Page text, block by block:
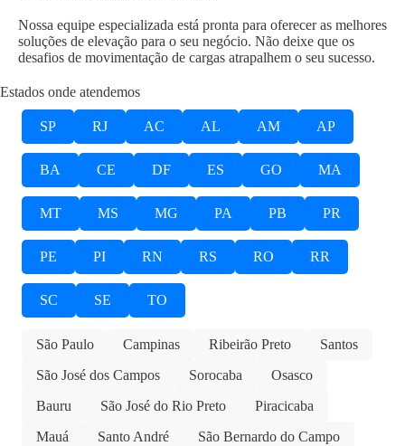
Nossa equipe especializada está pronta para oferecer as melhores
soluções de elevação para o seu negócio. Não deixe que os
desafios de movimentação de cargas atrapalhem o seu sucesso.
Estados onde atendemos
SP RJ AC AL AM AP
BA CE DF ES GO MA
MT MS MG PA PB PR
PE PI RN RS RO RR
SC SE TO
São Paulo Campinas Ribeirão Preto
Santos
São José dos Campos
Sorocaba
Osasco
Bauru
São José do Rio Preto
Piracicaba
Mauá
Santo André
São Bernardo do Campo